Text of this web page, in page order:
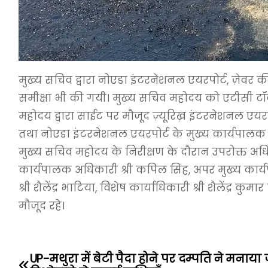
मुख्य सचिव द्वारा नोएडा इंटरनेशनल एयरपोर्ट, ज़ेवर
समीक्षा भी की गयी। मुख्य सचिव महोदय को एटीसी
महोदय द्वारा साईट पर मौजूद ज़्यूरिख़ इंटरनेशनल
तथा नोएडा इंटरनेशनल एयरपोर्ट के मुख्य
मुख्य सचिव महोदय के निरीक्षण के दौरान उपरोक्त
कार्यपालक अधिकारी श्री कपिल सिंह, अपर मुख्य
श्री शैलेंद्र भाटिया, विशेष कार्याधिकारी श्री शैलेंद्र
मौजूद रहे।
UP-मथुरा में बेटी पैदा होने पर दम्पति ने